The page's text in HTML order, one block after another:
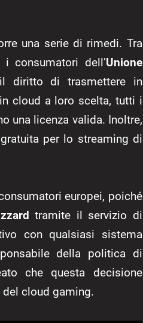
una serie di rimedi. Tra
consumatori dell’Unione
diritto di trasmettere in
cloud a loro scelta, tutti i
una licenza valida. Inoltre,
per lo streaming di
europei, poiché
tramite il servizio di
con qualsiasi sistema
della politica di
che questa decisione
cloud gaming.